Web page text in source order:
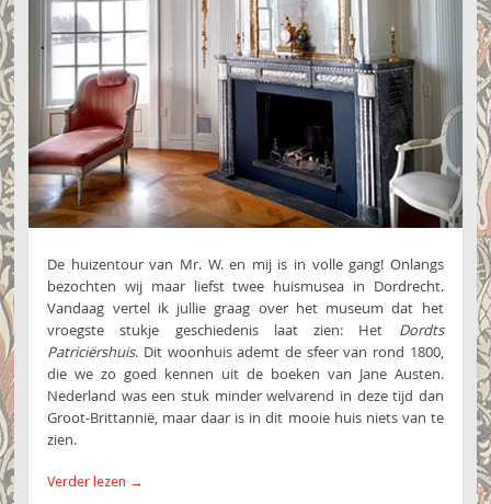
De huizentour van Mr. W. en mij is in volle gang! Onlangs
bezochten wij maar liefst twee huismusea in Dordrecht.
Vandaag vertel ik jullie graag over het museum dat het
vroegste stukje geschiedenis laat zien: Het Dordts
Patriciërshuis. Dit woonhuis ademt de sfeer van rond 1800,
die we zo goed kennen uit de boeken van Jane Austen.
Nederland was een stuk minder welvarend in deze tijd dan
Groot-Brittannië, maar daar is in dit mooie huis niets van te
zien.
Verder lezen →